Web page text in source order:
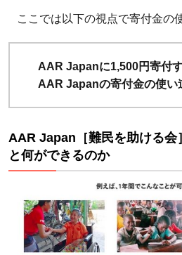
ここでは以下の視点で寄付金の
AAR Japanに1,500円寄付
AAR Japanの寄付金の使い
AAR Japan［難民を助ける会
と何ができるのか